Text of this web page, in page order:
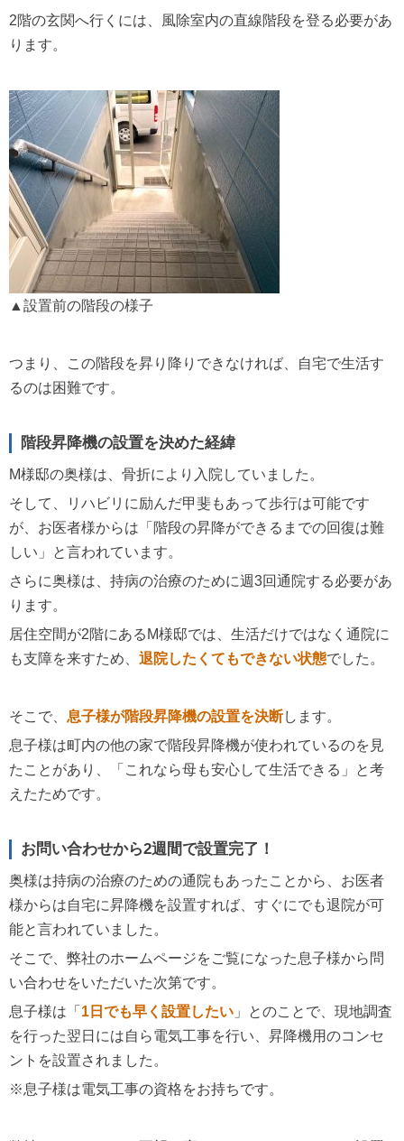
2階の玄関へ行くには、風除室内の直線階段を登る必要があ
ります。
▲設置前の階段の様子
つまり、この階段を昇り降りできなければ、自宅で生活す
るのは困難です。
階段昇降機の設置を決めた経緯
M様邸の奥様は、骨折により入院していました。
そして、リハビリに励んだ甲斐もあって歩行は可能です
が、お医者様からは「階段の昇降ができるまでの回復は難
しい」と言われています。
さらに奥様は、持病の治療のために週3回通院する必要があ
ります。
居住空間が2階にあるM様邸では、生活だけではなく通院に
も支障を来すため、 退院したくてもできない状態でした。
そこで、 息子様が階段昇降機の設置を決断します。
息子様は町内の他の家で階段昇降機が使われているのを見
たことがあり、「これなら母も安心して生活できる」と考
えたためです。
お問い合わせから2週間で設置完了！
奥様は持病の治療のための通院もあったことから、お医者
様からは自宅に昇降機を設置すれば、すぐにでも退院が可
能と言われていました。
そこで、弊社のホームページをご覧になった息子様から問
い合わせをいただいた次第です。
息子様は「 1日でも早く設置したい 」とのことで、現地調査
を行った翌日には自ら電気工事を行い、昇降機用のコンセ
ントを設置されました。
※息子様は電気工事の資格をお持ちです。